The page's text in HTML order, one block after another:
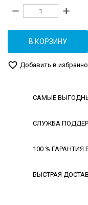
remove add
В КОРЗИНУ
favorite_border Добавить в
САМЫЕ
СЛУЖБА
100 % ГАРАНТИЯ
БЫСТРАЯ